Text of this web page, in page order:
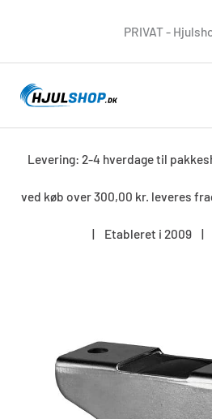
PRIVAT -
Levering: 2-4 hverdage til
ved køb over 300,00 kr. leveres
| Etableret i 2009 |